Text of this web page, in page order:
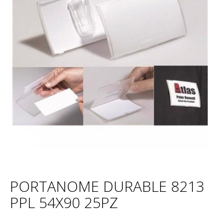
PORTANOME DURABLE 8213
PPL 54X90 25PZ